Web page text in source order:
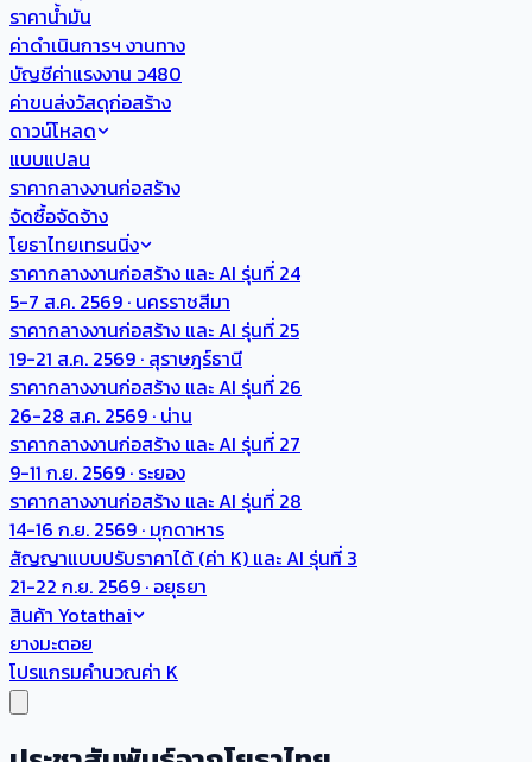
ราคาน้ำมัน
ค่าดำเนินการฯ งานทาง
บัญชีค่าแรงงาน ว480
ค่าขนส่งวัสดุก่อสร้าง
ดาวน์โหลด
แบบแปลน
ราคากลางงานก่อสร้าง
จัดซื้อจัดจ้าง
โยธาไทยเทรนนิ่ง
ราคากลางงานก่อสร้าง และ AI รุ่นที่ 24
5-7 ส.ค. 2569 · นครราชสีมา
ราคากลางงานก่อสร้าง และ AI รุ่นที่ 25
19-21 ส.ค. 2569 · สุราษฎร์ธานี
ราคากลางงานก่อสร้าง และ AI รุ่นที่ 26
26-28 ส.ค. 2569 · น่าน
ราคากลางงานก่อสร้าง และ AI รุ่นที่ 27
9-11 ก.ย. 2569 · ระยอง
ราคากลางงานก่อสร้าง และ AI รุ่นที่ 28
14-16 ก.ย. 2569 · มุกดาหาร
สัญญาแบบปรับราคาได้ (ค่า K) และ AI รุ่นที่ 3
21-22 ก.ย. 2569 · อยุธยา
สินค้า Yotathai
ยางมะตอย
โปรแกรมคำนวณค่า K